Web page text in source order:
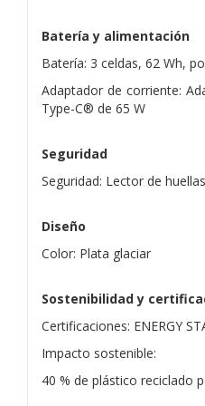
Batería y alimentación
Batería: 3 celdas, 62 Wh,
Adaptador de corriente:
Type-C® de 65 W
Seguridad
Seguridad: Lector de
Diseño
Color: Plata glaciar
Sostenibilidad y
Certificaciones: ENERGY
Impacto sostenible:
40 % de plástico reciclado